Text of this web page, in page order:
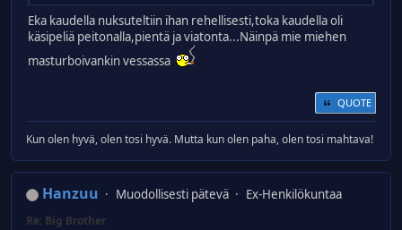
Eka kaudella nuksuteltiin ihan rehellisesti,toka kaudella oli
käsipeliä peitonalla,pientä ja viatonta...Näinpä mie miehen
masturboivankin vessassa
QUOTE
Kun olen hyvä, olen tosi hyvä. Mutta kun olen paha, olen tosi mahtava!
Hanzuu Muodollisesti pätevä Ex-Henkilökuntaa
Re: Big Brother